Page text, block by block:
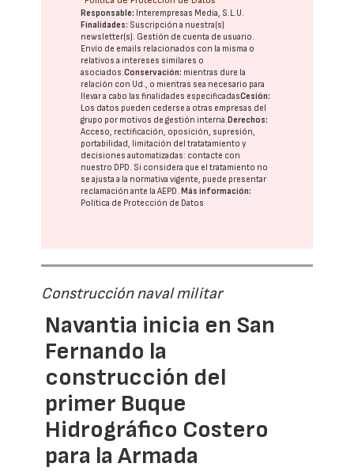
Responsable: Interempresas Media, S.L.U.
Finalidades: Suscripción a nuestra(s)
newsletter(s). Gestión de cuenta de usuario.
Envío de emails relacionados con la misma o
relativos a intereses similares o
asociados.Conservación: mientras dure la
relación con Ud., o mientras sea necesario para
llevar a cabo las finalidades especificadasCesión:
Los datos pueden cederse a otras empresas del
grupo por motivos de gestión interna.Derechos:
Acceso, rectificación, oposición, supresión,
portabilidad, limitación del tratatamiento y
decisiones automatizadas: contacte con
nuestro DPD. Si considera que el tratamiento no
se ajusta a la normativa vigente, puede presentar
reclamación ante laAEPD.Más información:
Política de Protección de Datos
Construcción naval militar
Navantia inicia en San
Fernando la
construcción del
primer Buque
Hidrográfico Costero
para la Armada